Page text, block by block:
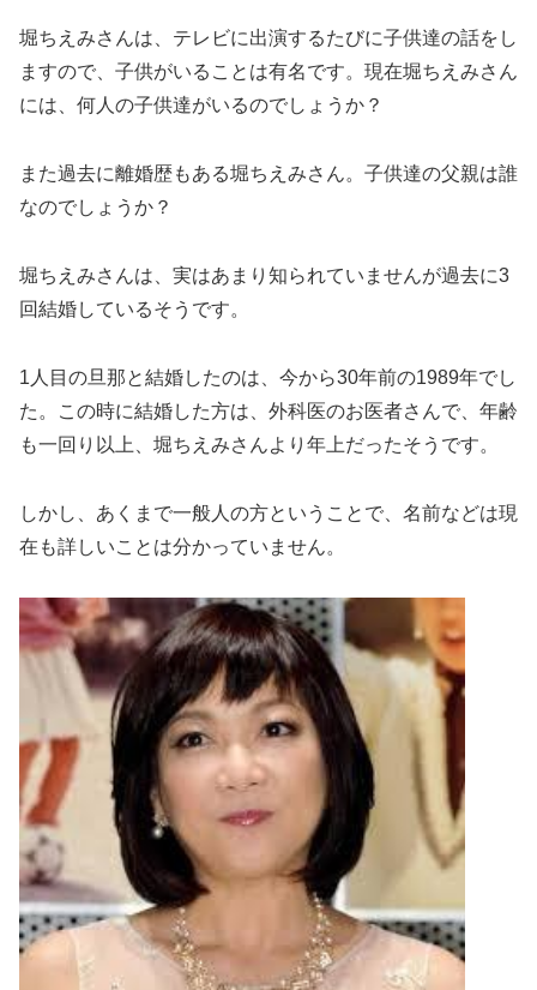
堀ちえみさんは、テレビに出演するたびに子供達の話をし
ますので、子供がいることは有名です。現在堀ちえみさん
には、何人の子供達がいるのでしょうか？
また過去に離婚歴もある堀ちえみさん。子供達の父親は誰
なのでしょうか？
堀ちえみさんは、実はあまり知られていませんが過去に3
回結婚しているそうです。
1人目の旦那と結婚したのは、今から30年前の1989年でし
た。この時に結婚した方は、外科医のお医者さんで、年齢
も一回り以上、堀ちえみさんより年上だったそうです。
しかし、あくまで一般人の方ということで、名前などは現
在も詳しいことは分かっていません。